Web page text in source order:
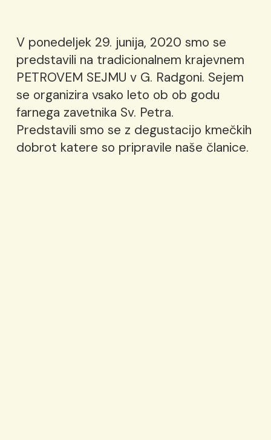
V ponedeljek 29. junija, 2020 smo se
predstavili na tradicionalnem krajevnem
PETROVEM SEJMU v G. Radgoni. Sejem
se organizira vsako leto ob ob godu
farnega zavetnika Sv. Petra.
Predstavili smo se z degustacijo kmečkih
dobrot katere so pripravile naše članice.